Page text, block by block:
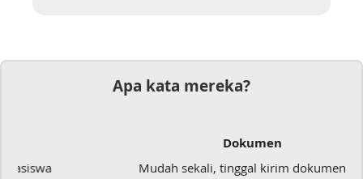
Apa kata mereka?
Dokumen
Mudah sekali, tinggal kirim dokumennya